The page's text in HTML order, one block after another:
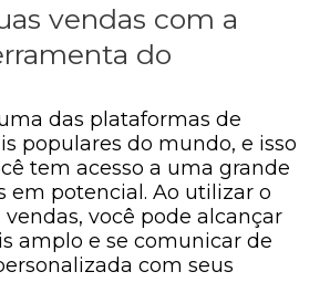
vendas com a
do
das plataformas de
populares do mundo, e isso
tem acesso a uma grande
em potencial. Ao utilizar o
você pode alcançar
amplo e se comunicar de
com seus